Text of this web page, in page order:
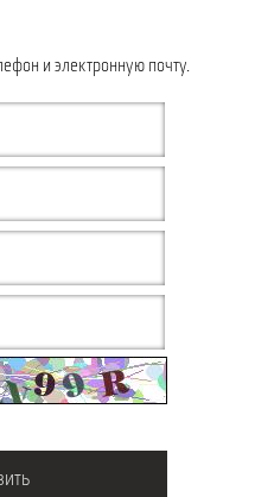
и электронную почту.